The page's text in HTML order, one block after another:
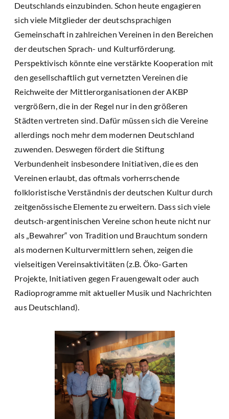
Deutschlands einzubinden. Schon heute engagieren
sich viele Mitglieder der deutschsprachigen
Gemeinschaft in zahlreichen Vereinen in den Bereichen
der deutschen Sprach- und Kulturförderung.
Perspektivisch könnte eine verstärkte Kooperation mit
den gesellschaftlich gut vernetzten Vereinen die
Reichweite der Mittlerorganisationen der AKBP
vergrößern, die in der Regel nur in den größeren
Städten vertreten sind. Dafür müssen sich die Vereine
allerdings noch mehr dem modernen Deutschland
zuwenden. Deswegen fördert die Stiftung
Verbundenheit insbesondere Initiativen, die es den
Vereinen erlaubt, das oftmals vorherrschende
folkloristische Verständnis der deutschen Kultur durch
zeitgenössische Elemente zu erweitern. Dass sich viele
deutsch-argentinischen Vereine schon heute nicht nur
als „Bewahrer“ von Tradition und Brauchtum sondern
als modernen Kulturvermittlern sehen, zeigen die
vielseitigen Vereinsaktivitäten (z.B. Öko-Garten
Projekte, Initiativen gegen Frauengewalt oder auch
Radioprogramme mit aktueller Musik und Nachrichten
aus Deutschland).